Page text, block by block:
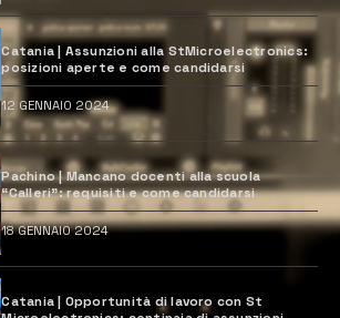
Catania | Assunzioni alla StMicroelectronics:
posizioni aperte e come candidarsi
12 GENNAIO 2024
Pachino | Mancano docenti alla scuola
“Calleri”: requisiti e come candidarsi
18 GENNAIO 2024
Catania | Opportunità di lavoro con St